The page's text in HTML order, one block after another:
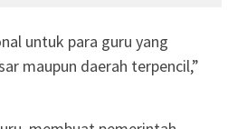
untuk para guru yang
maupun daerah terpencil,”